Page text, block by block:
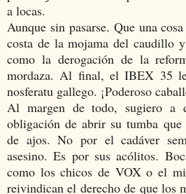
a locas.
Aunque sin pasarse. Que una
costa de la mojama del caudillo
como la derogación de la
mordaza. Al final, el IBEX 35
nosferatu gallego. ¡Poderoso
Al margen de todo, sugiero a
obligación de abrir su tumba que
de ajos. No por el cadáver
asesino. Es por sus acólitos.
como los chicos de VOX o el
reivindican el derecho de que los